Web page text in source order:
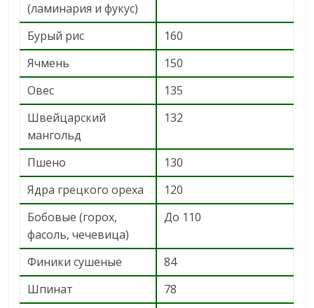
(ламинария и фукус)
Бурый рис
160
Ячмень
150
Овес
135
Швейцарский
мангольд
132
Пшено
130
Ядра грецкого ореха
120
Бобовые (горох,
фасоль, чечевица)
До 110
Финики сушеные
84
Шпинат
78